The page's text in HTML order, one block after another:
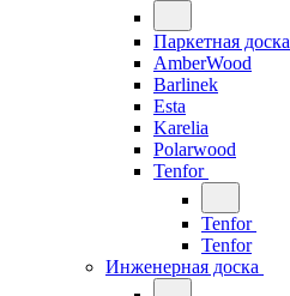
Паркетная доска
AmberWood
Barlinek
Esta
Karelia
Polarwood
Tenfor
Tenfor
Tenfor
Инженерная доска